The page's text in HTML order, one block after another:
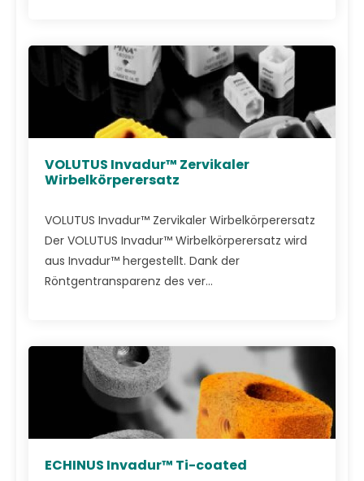
VOLUTUS Invadur™ Zervikaler
Wirbelkörperersatz
VOLUTUS Invadur™ Zervikaler Wirbelkörperersatz
Der VOLUTUS Invadur™ Wirbelkörperersatz wird
aus Invadur™ hergestellt. Dank der
Röntgentransparenz des ver...
ECHINUS Invadur™ Ti-coated